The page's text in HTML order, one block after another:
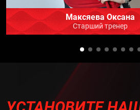
Максяева Оксана
Старший тренер